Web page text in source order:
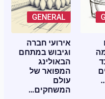
GENERAL
אירועי חברה
וגיבוש במתחם
הבאולינג
המפואר של
עולם
המשחקים…